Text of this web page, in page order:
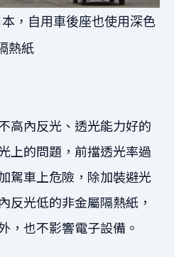
，自用車後座也使用深色
熱紙
高內反光、透光能力好的
上的問題，前擋透光率過
駕車上危險，除加裝避光
反光低的非金屬隔熱紙，
，也不影響電子設備。